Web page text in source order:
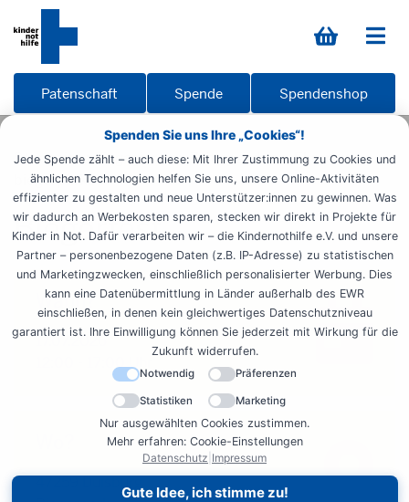
Spenden Sie uns Ihre „Cookies“!
Jede Spende zählt – auch diese: Mit Ihrer Zustimmung zu Cookies und
ähnlichen Technologien helfen Sie uns, unsere Online-Aktivitäten
effizienter zu gestalten und neue Unterstützer:innen zu gewinnen. Was
wir dadurch an Werbekosten sparen, stecken wir direkt in Projekte für
Kinder in Not. Dafür verarbeiten wir – die Kindernothilfe e.V. und unsere
Partner – personenbezogene Daten (z.B. IP-Adresse) zu statistischen
und Marketingzwecken, einschließlich personalisierter Werbung. Dies
kann eine Datenübermittlung in Länder außerhalb des EWR
einschließen, in denen kein gleichwertiges Datenschutzniveau
garantiert ist. Ihre Einwilligung können Sie jederzeit mit Wirkung für die
Zukunft widerrufen.
Notwendig Präferenzen
Statistiken Marketing
Nur ausgewählten Cookies zustimmen.
Mehr erfahren: Cookie-Einstellungen
Datenschutz Impressum
Gute Idee, ich stimme zu!
Patenschaft Spende Spendenshop
Startseite Engagieren Zeit spenden
Ehrenamt
biegerpark26
Biegerfest
Wann?
17.07.2026
12:00 - 17:00 Uhr